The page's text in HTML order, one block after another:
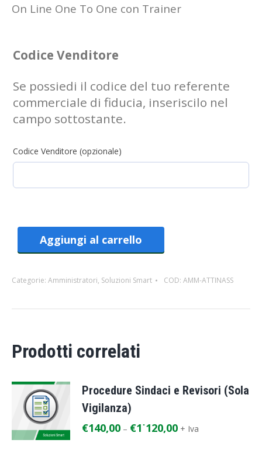
On Line One To One con Trainer
Codice Venditore
Se possiedi il codice del tuo referente
commerciale di fiducia, inseriscilo nel
campo sottostante.
Codice Venditore (opzionale)
Aggiungi al carrello
Categorie: Amministratori, Soluzioni Smart COD: AMM-ATTINASS
Prodotti correlati
Procedure Sindaci e Revisori (Sola
Vigilanza)
€140,00 – €1˙120,00 + Iva